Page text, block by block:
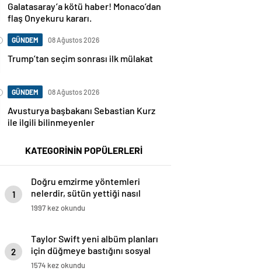
Galatasaray’a kötü haber! Monaco’dan
flaş Onyekuru kararı.
GÜNDEM 08 Ağustos 2026
Trump’tan seçim sonrası ilk mülakat
GÜNDEM 08 Ağustos 2026
Avusturya başbakanı Sebastian Kurz
ile ilgili bilinmeyenler
KATEGORİNİN POPÜLERLERİ
1
Doğru emzirme yöntemleri
nelerdir, sütün yettiği nasıl
anlaşılır?
1997 kez okundu
2
Taylor Swift yeni albüm planları
için düğmeye bastığını sosyal
medyadan duyurdu!
1574 kez okundu